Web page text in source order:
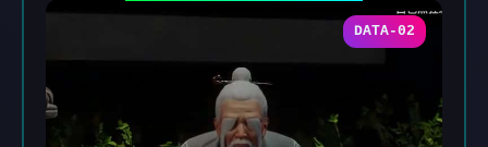
DATA-02